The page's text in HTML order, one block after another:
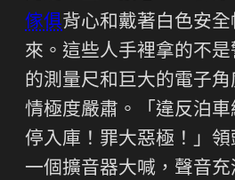
傢俱背心和戴著白色安
來。這些人手裡拿的不
的測量尺和巨大的電子
情極度嚴肅。「違反泊
停入庫！罪大惡極！」
一個擴音器大喊，聲音充